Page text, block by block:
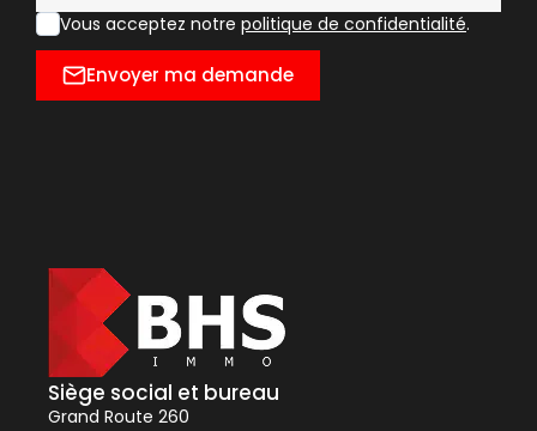
Vous acceptez notre politique de confidentialité.
Envoyer ma demande
Siège social et bureau
Grand Route 260